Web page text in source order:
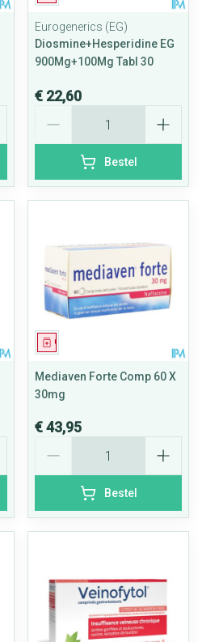
Eurogenerics (EG)
Diosmine+Hesperidine EG
900Mg+100Mg Tabl 30
€ 22,60
Bestel
Geneesmiddel
Mediaven Forte Comp 60 X
30mg
€ 43,95
Bestel